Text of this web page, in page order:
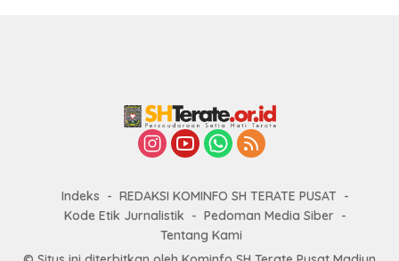
Indeks
REDAKSI KOMINFO SH TERATE PUSAT
Kode Etik Jurnalistik
Pedoman Media Siber
Tentang Kami